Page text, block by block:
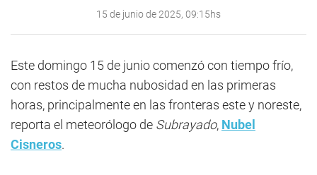
15 de junio de 2025, 09:15hs
Este domingo 15 de junio comenzó con tiempo frío,
con restos de mucha nubosidad en las primeras
horas, principalmente en las fronteras este y noreste,
reporta el meteorólogo de Subrayado, Nubel
Cisneros.